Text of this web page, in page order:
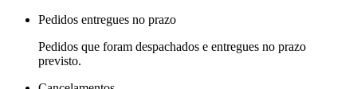
Pedidos entregues no prazo
Pedidos que foram despachados e entregues no prazo
previsto.